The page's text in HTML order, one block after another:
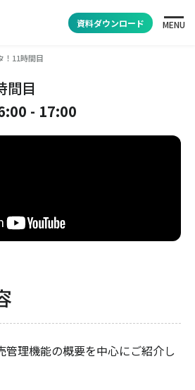
資料ダウンロード MENU
！11時間目
間目
- 17:00
管理機能の概要を中心にご紹介し